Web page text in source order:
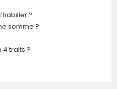
?
somme ?
4 traits ?